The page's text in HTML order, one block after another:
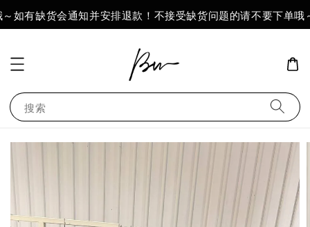
有缺货会通知并安排退款！不接受缺货问题的请不要下单哦～
搜索